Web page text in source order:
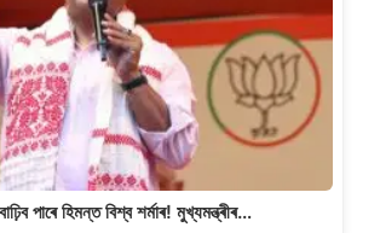
পাৰে হিমন্ত বিশ্ব শৰ্মাৰ! মুখ্যমন্ত্ৰীৰ…